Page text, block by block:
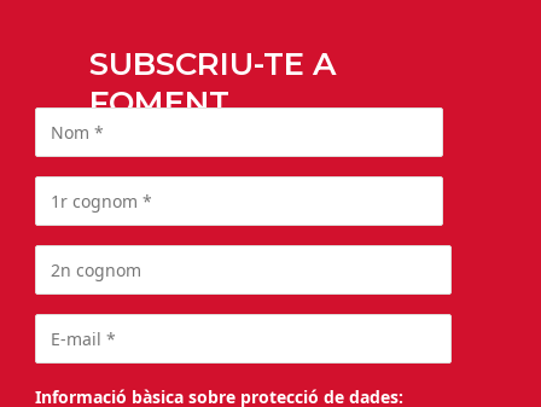
SUBSCRIU-TE A
FOMENT
Informació bàsica sobre protecció de dades: